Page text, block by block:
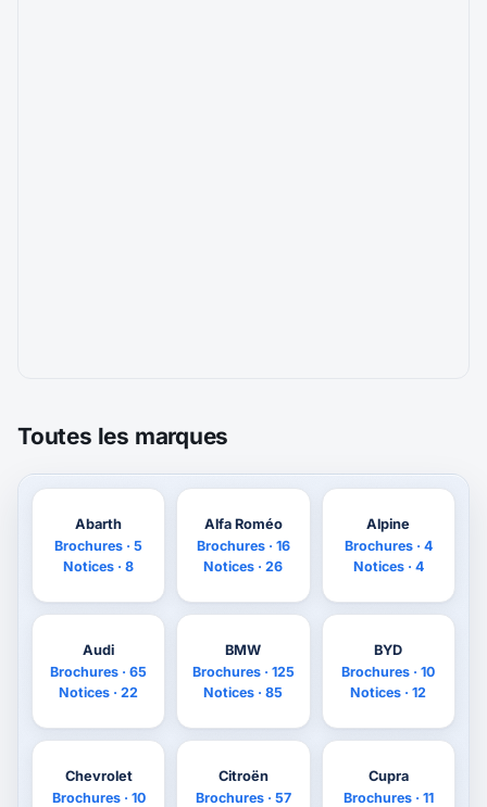
Toutes les marques
Abarth
Brochures · 5
Notices · 8
Alfa Roméo
Brochures · 16
Notices · 26
Alpine
Brochures · 4
Notices · 4
Audi
Brochures · 65
Notices · 22
BMW
Brochures · 125
Notices · 85
BYD
Brochures · 10
Notices · 12
Chevrolet
Brochures · 10
Citroën
Brochures · 57
Cupra
Brochures · 11